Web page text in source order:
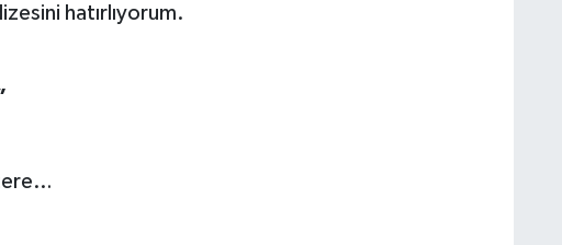
hatırlıyorum.